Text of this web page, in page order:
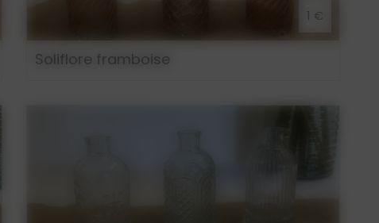
1 €
Soliflore framboise